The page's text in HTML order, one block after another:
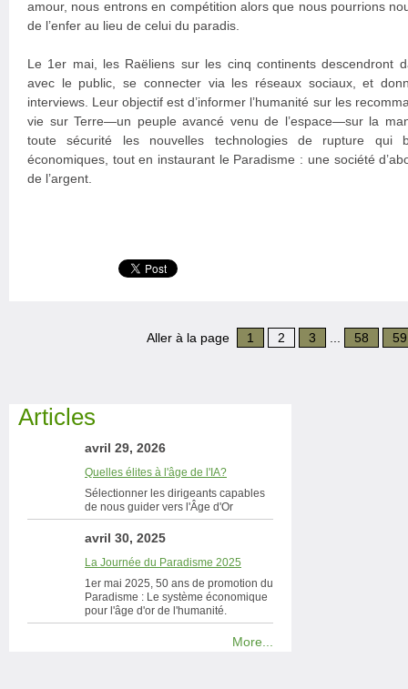
amour, nous entrons en compétition alors que nous pourrions
de l’enfer au lieu de celui du paradis.
Le 1er mai, les Raëliens sur les cinq continents descendront
avec le public, se connecter via les réseaux sociaux, et
interviews. Leur objectif est d’informer l’humanité sur les
vie sur Terre—un peuple avancé venu de l’espace—sur la
toute sécurité les nouvelles technologies de rupture qui
économiques, tout en instaurant le Paradisme : une société
de l’argent.
Aller à la page 1 2 3 58 59
Articles
avril 29, 2026
Quelles élites à l'âge de l'IA?
Sélectionner les dirigeants capables
de nous guider vers l'Âge d'Or
avril 30, 2025
La Journée du Paradisme 2025
1er mai 2025, 50 ans de promotion du
Paradisme : Le système économique
pour l'âge d'or de l'humanité.
More...